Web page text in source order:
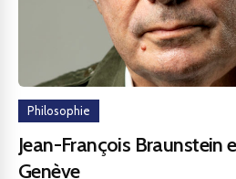
Philosophie
Jean-François Braunstein
Genève